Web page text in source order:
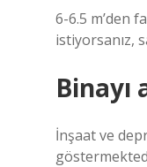
6-6.5 m’den
istiyorsanız,
İnşaat ve